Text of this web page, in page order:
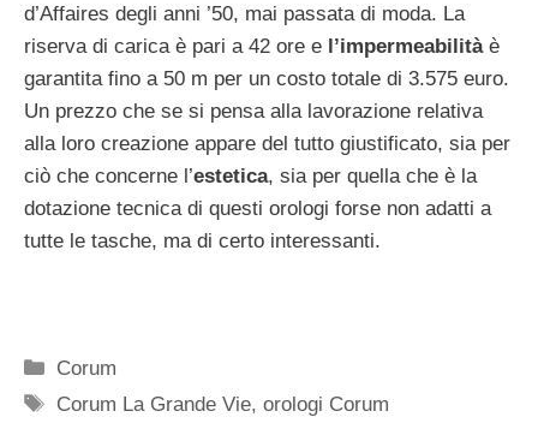
d’Affaires degli anni ’50, mai passata di moda. La
riserva di carica è pari a 42 ore e l’impermeabilitàè
garantita fino a 50 m per un costo totale di 3.575 euro.
Un prezzo che se si pensa alla lavorazione relativa
alla loro creazione appare del tutto giustificato, sia per
ciò che concerne l’estetica, sia per quella che è la
dotazione tecnica di questi orologi forse non adatti a
tutte le tasche, ma di certo interessanti.
Categorie
Corum
Tag
Corum La Grande Vie,orologi Corum